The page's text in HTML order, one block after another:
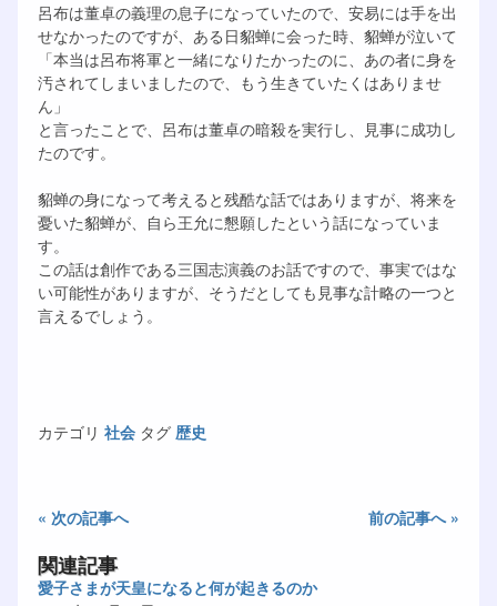
呂布は董卓の義理の息子になっていたので、安易には手を出
せなかったのですが、ある日貂蝉に会った時、貂蝉が泣いて
「本当は呂布将軍と一緒になりたかったのに、あの者に身を
汚されてしまいましたので、もう生きていたくはありませ
ん」
と言ったことで、呂布は董卓の暗殺を実行し、見事に成功し
たのです。
貂蝉の身になって考えると残酷な話ではありますが、将来を
憂いた貂蝉が、自ら王允に懇願したという話になっていま
す。
この話は創作である三国志演義のお話ですので、事実ではな
い可能性がありますが、そうだとしても見事な計略の一つと
言えるでしょう。
カテゴリ 社会 タグ 歴史
« 次の記事へ 前の記事へ »
関連記事
愛子さまが天皇になると何が起きるのか